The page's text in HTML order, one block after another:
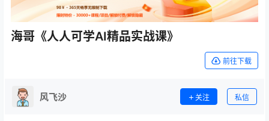
海哥《人人可学AI精品实战课》
前往下载
风飞沙 关注 私信